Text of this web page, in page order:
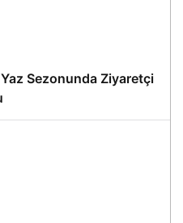
Sezonunda Ziyaretçi